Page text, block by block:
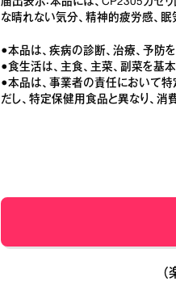
届出表示：本品には、CP2305ガゼリ
な晴れない気分、精神的疲労感、眠
●本品は、疾病の診断、治療、予防
●食生活は、主食、主菜、副菜を基本
●本品は、事業者の責任において特
だし、特定保健用食品と異なり、
（